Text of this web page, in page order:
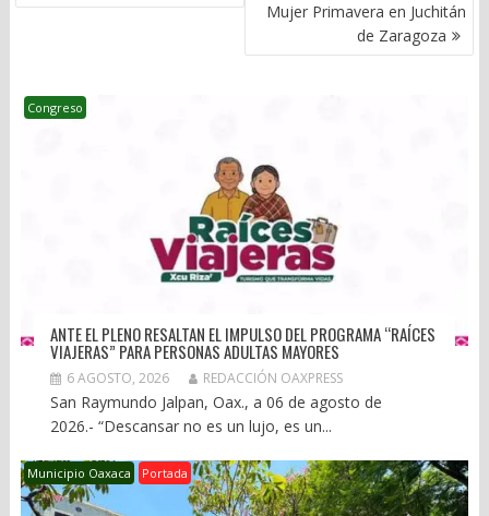
Mujer Primavera en Juchitán
de Zaragoza
Congreso
ANTE EL PLENO RESALTAN EL IMPULSO DEL PROGRAMA “RAÍCES
VIAJERAS” PARA PERSONAS ADULTAS MAYORES
6 AGOSTO, 2026 REDACCIÓN OAXPRESS
San Raymundo Jalpan, Oax., a 06 de agosto de
2026.- “Descansar no es un lujo, es un...
Municipio Oaxaca Portada